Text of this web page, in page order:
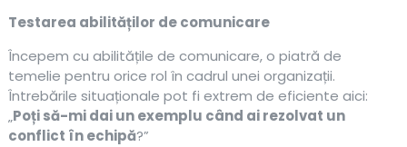
Testarea abilităților de comunicare
Începem cu abilitățile de comunicare, o piatră de
temelie pentru orice rol în cadrul unei organizații.
Întrebările situaționale pot fi extrem de eficiente aici:
„Poți să-mi dai un exemplu când ai rezolvat un
conflict în echipă?”